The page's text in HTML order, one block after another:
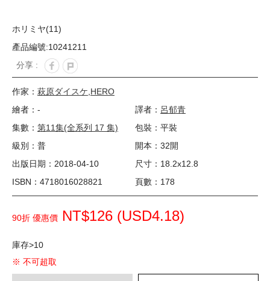
ホリミヤ(11)
產品編號:10241211
分享 :
作家： 萩原ダイスケ,HERO
繪者：-
譯者： 呂郁青
集數： 第11集(全系列 17 集)
包裝：平裝
級別：普
開本：32開
出版日期：2018-04-10
尺寸：18.2x12.8
ISBN：4718016028821
頁數：178
90折 優惠價 NT$126 (USD4.18)
庫存>10
※ 不可超取